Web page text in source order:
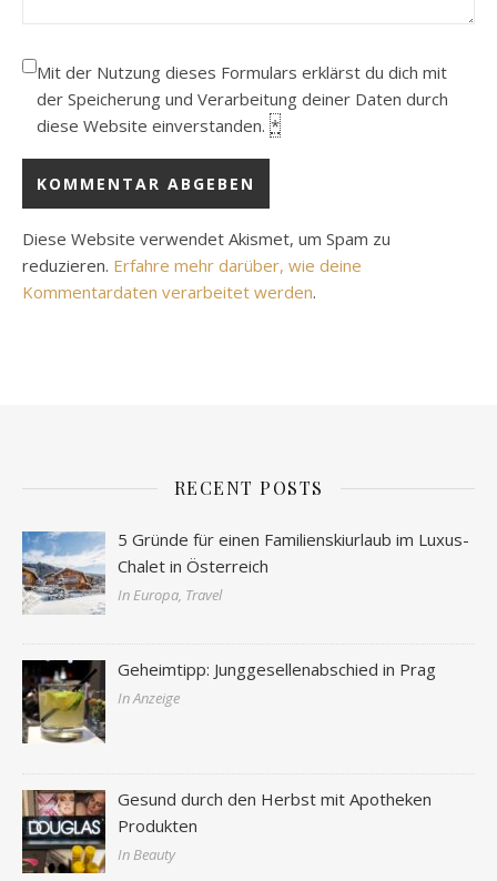
Mit der Nutzung dieses Formulars erklärst du dich mit
der Speicherung und Verarbeitung deiner Daten durch
diese Website einverstanden. *
Diese Website verwendet Akismet, um Spam zu
reduzieren. Erfahre mehr darüber, wie deine
Kommentardaten verarbeitet werden.
RECENT POSTS
5 Gründe für einen Familienskiurlaub im Luxus-
Chalet in Österreich
In Europa, Travel
Geheimtipp: Junggesellenabschied in Prag
In Anzeige
Gesund durch den Herbst mit Apotheken
Produkten
In Beauty